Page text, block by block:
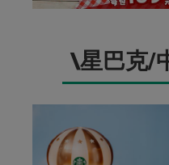
\星巴克/